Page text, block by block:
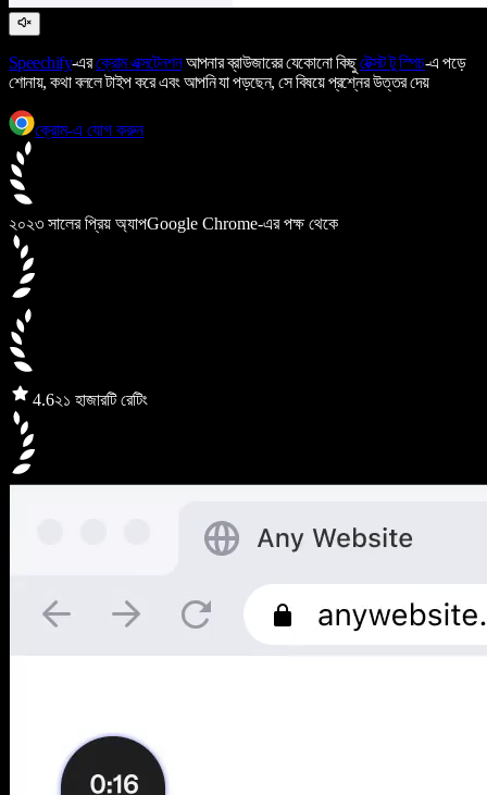
Speechify-এরক্রোম এক্সটেনশনআপনার ব্রাউজারের যেকোনো কিছুটেক্সট টু স্পিচ-এ পড়ে
শোনায়, কথা বললে টাইপ করে এবং আপনি যা পড়ছেন, সে বিষয়ে প্রশ্নের উত্তর দেয়
ক্রোম-এ যোগ করুন
২০২৩ সালের প্রিয় অ্যাপGoogle Chrome-এর পক্ষ থেকে
4.6২১ হাজারটি রেটিং